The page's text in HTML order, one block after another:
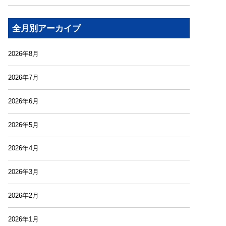
全月別アーカイブ
2026年8月
2026年7月
2026年6月
2026年5月
2026年4月
2026年3月
2026年2月
2026年1月